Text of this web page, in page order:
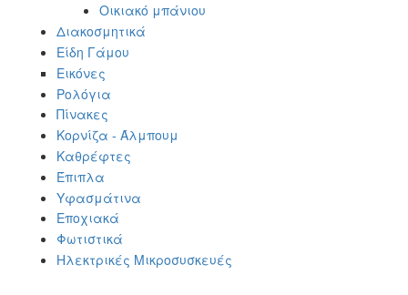
Οικιακό μπάνιου
Διακοσμητικά
Είδη Γάμου
Εικόνες
Ρολόγια
Πίνακες
Κορνίζα - Άλμπουμ
Καθρέφτες
Έπιπλα
Υφασμάτινα
Εποχιακά
Φωτιστικά
Ηλεκτρικές Μικροσυσκευές